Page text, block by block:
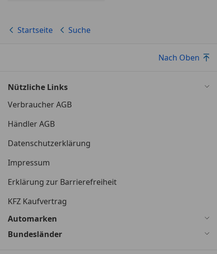
Startseite Suche
Nach Oben
Nützliche Links
Verbraucher AGB
Händler AGB
Datenschutzerklärung
Impressum
Erklärung zur Barrierefreiheit
KFZ Kaufvertrag
Automarken
Bundesländer